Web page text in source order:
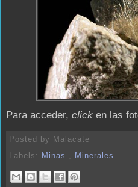
Para acceder, click en las
Posted by Malacate
Labels:
Minas , Minerales